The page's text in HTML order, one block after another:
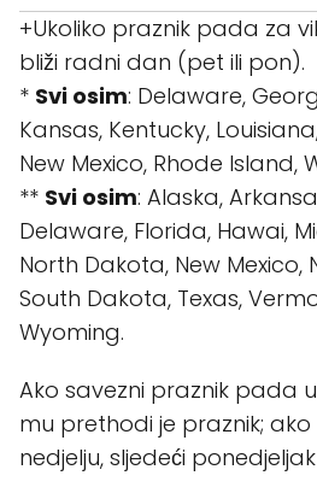
+Ukoliko praznik pada za
bliži radni dan (pet ili pon).
* Svi osim: Delaware,
Kansas, Kentucky,
New Mexico, Rhode Island,
** Svi osim: Alaska,
Delaware, Florida, Hawai,
North Dakota, New Mexico,
South Dakota, Texas,
Wyoming.
Ako savezni praznik pada
mu prethodi je praznik;
nedjelju, sljedeći